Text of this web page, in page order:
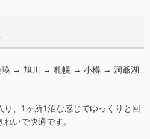
→ 旭川 → 札幌 → 小樽 → 洞爺湖
、1ヶ所1泊な感じでゆっくりと回
いで快適です。